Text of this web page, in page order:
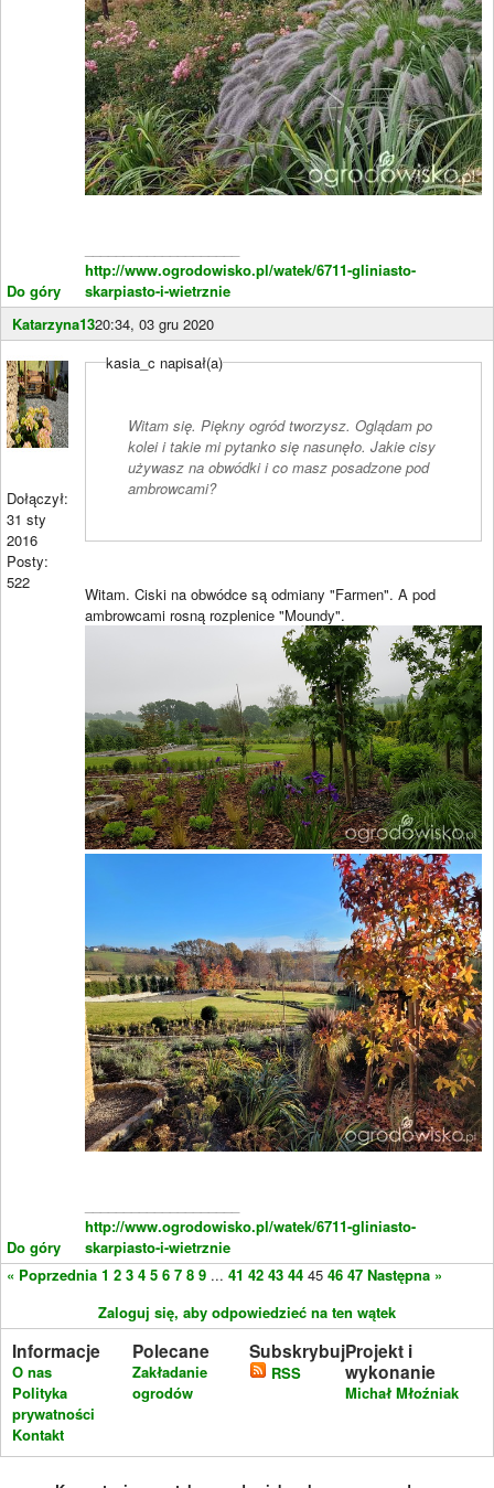
Do góry
http://www.ogrodowisko.pl/watek/6711-gliniasto-
skarpiasto-i-wietrznie
Katarzyna1320:34, 03 gru 2020
Dołączył:
31 sty
2016
Posty:
522
Do góry
kasia_c napisał(a)
Witam się. Piękny ogród tworzysz. Oglądam po
kolei i takie mi pytanko się nasunęło. Jakie cisy
używasz na obwódki i co masz posadzone pod
ambrowcami?
Witam. Ciski na obwódce są odmiany "Farmen". A pod
ambrowcami rosną rozplenice "Moundy".
http://www.ogrodowisko.pl/watek/6711-gliniasto-
skarpiasto-i-wietrznie
« Poprzednia 1 2 3 4 5 6 7 8 9 ... 41 42 43 44 45 46 47 Następna »
Zaloguj się, aby odpowiedzieć na ten wątek
Informacje
O nas
Polityka
prywatności
Kontakt
Polecane
Zakładanie
ogrodów
Subskrybuj
RSS
Projekt i
wykonanie
Michał Młoźniak